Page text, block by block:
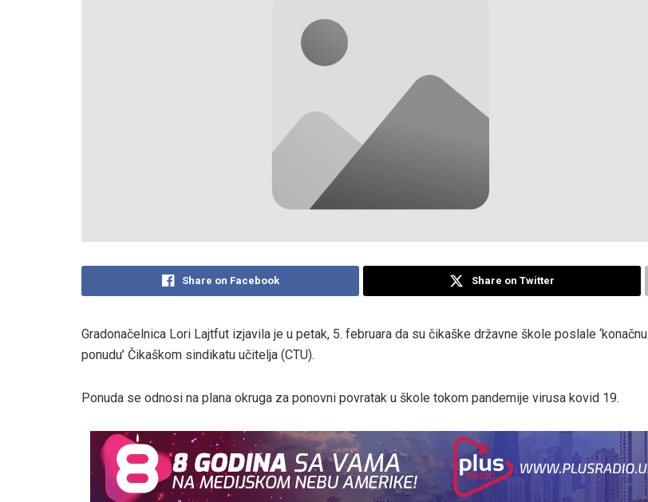
Share on Facebook Share on Twitter
Gradonačelnica Lori Lajtfut izjavila je u petak, 5. februara da su čikaške državne škole poslale ‘konačnu
ponudu’ Čikaškom sindikatu učitelja (CTU).
Ponuda se odnosi na plana okruga za ponovni povratak u škole tokom pandemije virusa kovid 19.